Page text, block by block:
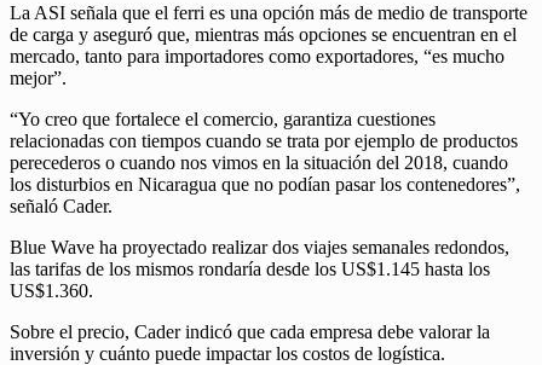
La ASI señala que el ferri es una opción más de medio de transporte
de carga y aseguró que, mientras más opciones se encuentran en el
mercado, tanto para importadores como exportadores, “es mucho
mejor”.
“Yo creo que fortalece el comercio, garantiza cuestiones
relacionadas con tiempos cuando se trata por ejemplo de productos
perecederos o cuando nos vimos en la situación del 2018, cuando
los disturbios en Nicaragua que no podían pasar los contenedores”,
señaló Cader.
Blue Wave ha proyectado realizar dos viajes semanales redondos,
las tarifas de los mismos rondaría desde los US$1.145 hasta los
US$1.360.
Sobre el precio, Cader indicó que cada empresa debe valorar la
inversión y cuánto puede impactar los costos de logística.